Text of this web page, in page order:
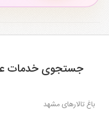
جستجوی خدمات
باغ تالارهای مشهد